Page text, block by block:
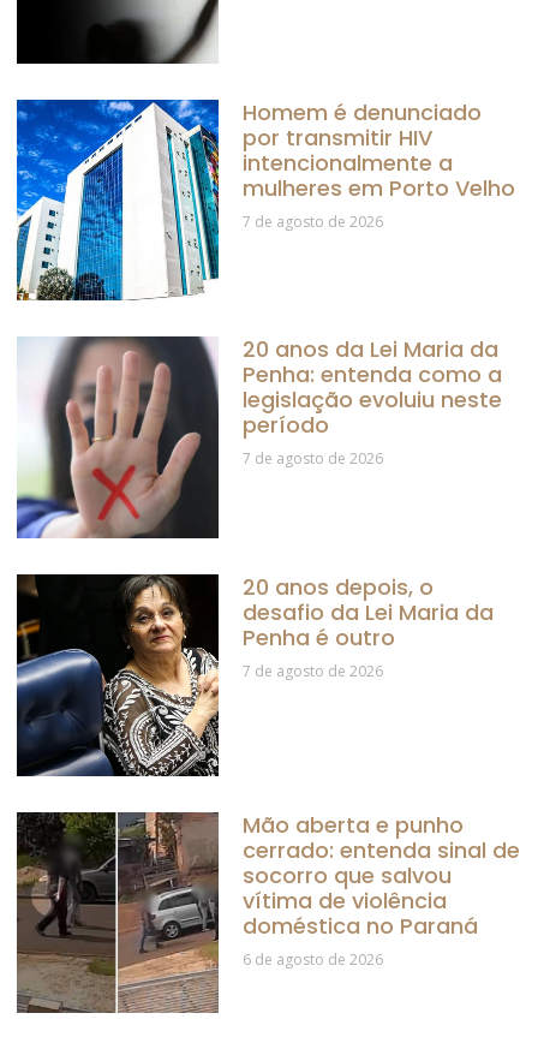
Homem é denunciado
por transmitir HIV
intencionalmente a
mulheres em Porto Velho
7 de agosto de 2026
20 anos da Lei Maria da
Penha: entenda como a
legislação evoluiu neste
período
7 de agosto de 2026
20 anos depois, o
desafio da Lei Maria da
Penha é outro
7 de agosto de 2026
Mão aberta e punho
cerrado: entenda sinal de
socorro que salvou
vítima de violência
doméstica no Paraná
6 de agosto de 2026